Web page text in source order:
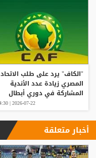
"الكاف" يرد على طلب الاتحاد
المصري زيادة عدد الأندية
المشاركة في دوري أبطال
2026-07-22 | 04:30 م
أخبار متعلقة